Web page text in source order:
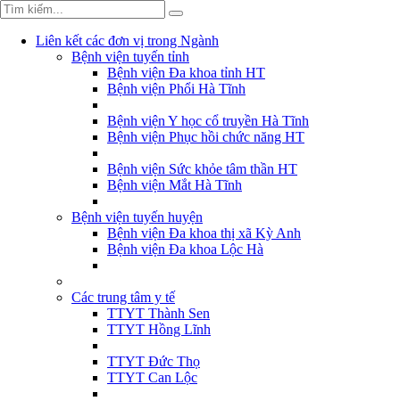
Liên kết các đơn vị trong Ngành
Bệnh viện tuyến tỉnh
Bệnh viện Đa khoa tỉnh HT
Bệnh viện Phổi Hà Tĩnh
Bệnh viện Y học cổ truyền Hà Tĩnh
Bệnh viện Phục hồi chức năng HT
Bệnh viện Sức khỏe tâm thần HT
Bệnh viện Mắt Hà Tĩnh
Bệnh viện tuyến huyện
Bệnh viện Đa khoa thị xã Kỳ Anh
Bệnh viện Đa khoa Lộc Hà
Các trung tâm y tế
TTYT Thành Sen
TTYT Hồng Lĩnh
TTYT Đức Thọ
TTYT Can Lộc